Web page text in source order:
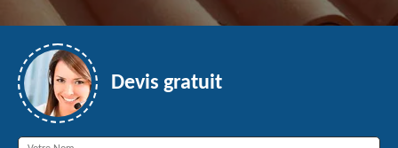
Devis gratuit